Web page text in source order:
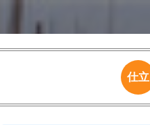
仕立